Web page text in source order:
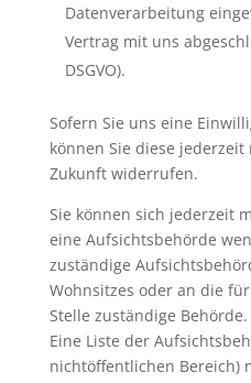
Datenverarbeitung
Vertrag mit uns
DSGVO).
Sofern Sie uns eine
können Sie diese
Zukunft widerrufen.
Sie können sich jederzeit
eine Aufsichtsbehörde
zuständige
Wohnsitzes oder an die
Stelle zuständige Behörde.
Eine Liste der
nichtöffentlichen Bereich)